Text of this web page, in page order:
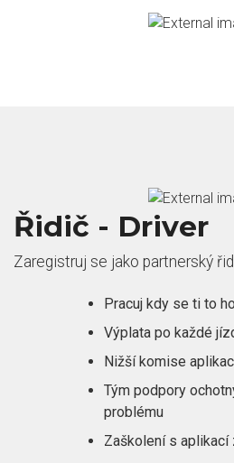
Řidič - Driver
Zaregistruj se jako partnerský
Pracuj kdy se ti to
Výplata po každé
Nižší komise
Tým podpory
problému
Zaškolení s aplikací